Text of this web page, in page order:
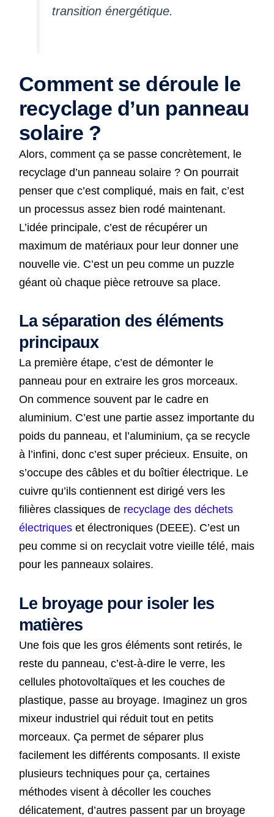
transition énergétique.
Comment se déroule le
recyclage d’un panneau
solaire ?
Alors, comment ça se passe concrètement, le
recyclage d’un panneau solaire ? On pourrait
penser que c’est compliqué, mais en fait, c’est
un processus assez bien rodé maintenant.
L’idée principale, c’est de récupérer un
maximum de matériaux pour leur donner une
nouvelle vie. C’est un peu comme un puzzle
géant où chaque pièce retrouve sa place.
La séparation des éléments
principaux
La première étape, c’est de démonter le
panneau pour en extraire les gros morceaux.
On commence souvent par le cadre en
aluminium. C’est une partie assez importante du
poids du panneau, et l’aluminium, ça se recycle
à l’infini, donc c’est super précieux. Ensuite, on
s’occupe des câbles et du boîtier électrique. Le
cuivre qu’ils contiennent est dirigé vers les
filières classiques de recyclage des déchets
électriqueset électroniques (DEEE). C’est un
peu comme si on recyclait votre vieille télé, mais
pour les panneaux solaires.
Le broyage pour isoler les
matières
Une fois que les gros éléments sont retirés, le
reste du panneau, c’est-à-dire le verre, les
cellules photovoltaïques et les couches de
plastique, passe au broyage. Imaginez un gros
mixeur industriel qui réduit tout en petits
morceaux. Ça permet de séparer plus
facilement les différents composants. Il existe
plusieurs techniques pour ça, certaines
méthodes visent à décoller les couches
délicatement, d’autres passent par un broyage